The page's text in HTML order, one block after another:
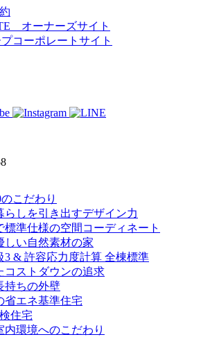
オーナーズサイト
コーポレートサイト
こだわり
らしを引き出すデザイン力
標準仕様の空間コーディネート
しい自然素材の家
3 & 許容応力度計算 全棟標準
コストダウンの追求
持ちの外壁
省エネ基準住宅
住宅
内環境へのこだわり